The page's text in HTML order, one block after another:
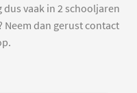
vaak in 2 schooljaren
Neem dan gerust contact